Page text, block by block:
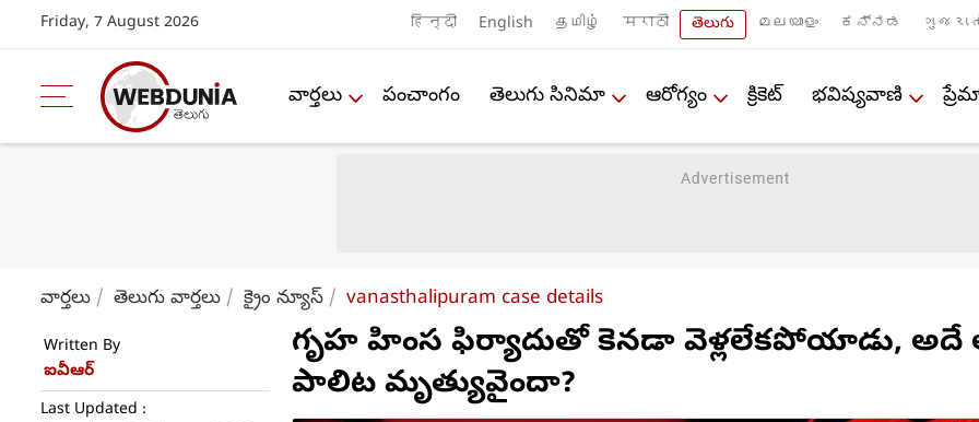
Friday, 7 August 2026 हिन्दी English தமிழ் मराठी తెలుగు മലയാളം ಕನ್ನಡ
వార్తలు పంచాంగం తెలుగు సినిమా ఆరోగ్యం క్రికెట్ భవిష్యవాణి
వార్తలు తెలుగు వార్తలు క్రైం న్యూస్ vanasthalipuram case details
Written By
ఐవీఆర్
Last Updated :
గృహ హింస ఫిర్యాదుతో కెనడా వెళ్లలేకపోయాడు,
పాలిట మృత్యువైందా?